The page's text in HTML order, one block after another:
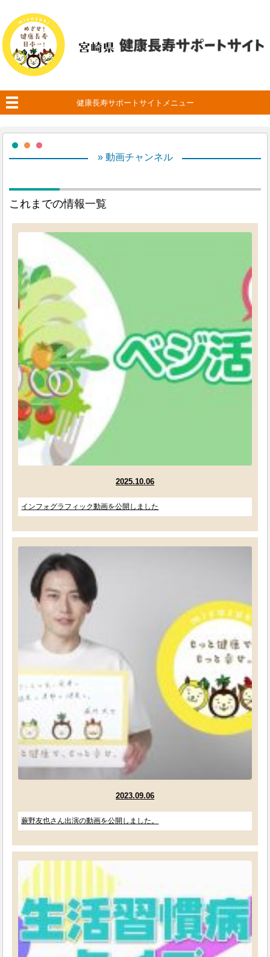
健康長寿サポートサイトメニュー
» 動画チャンネル
これまでの情報一覧
2025.10.06
インフォグラフィック動画を公開しました
2023.09.06
蕨野友也さん出演の動画を公開しました。